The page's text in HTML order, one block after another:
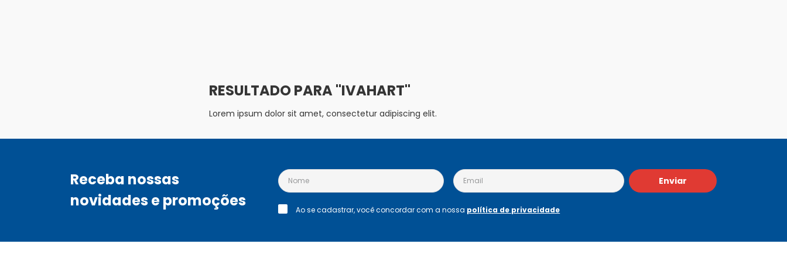
IVAHART
Lorem ipsum dolor sit amet, consectetur adipiscing elit.
Receba nossas
novidades e promoções
Enviar
Ao se cadastrar, você concordar com a nossa política de privacidade